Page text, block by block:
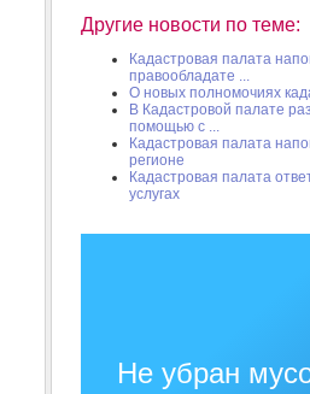
Другие новости по теме:
Кадастровая палата
правообладате ...
О новых полномочиях
В Кадастровой палате
помощью с ...
Кадастровая палата
регионе
Кадастровая палата
услугах
Не убран